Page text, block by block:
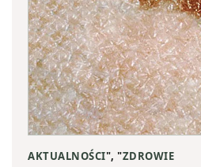
AKTUALNOŚCI", "ZDROWIE